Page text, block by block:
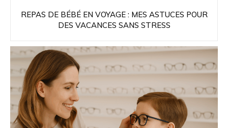
REPAS DE BÉBÉ EN VOYAGE : MES ASTUCES POUR
DES VACANCES SANS STRESS